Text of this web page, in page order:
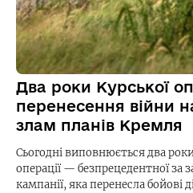
Два роки Курської
перенесення війни
злам планів Кремля
Сьогодні виповнюється два
операції — безпрецедентної за
кампанії, яка перенесла бойові